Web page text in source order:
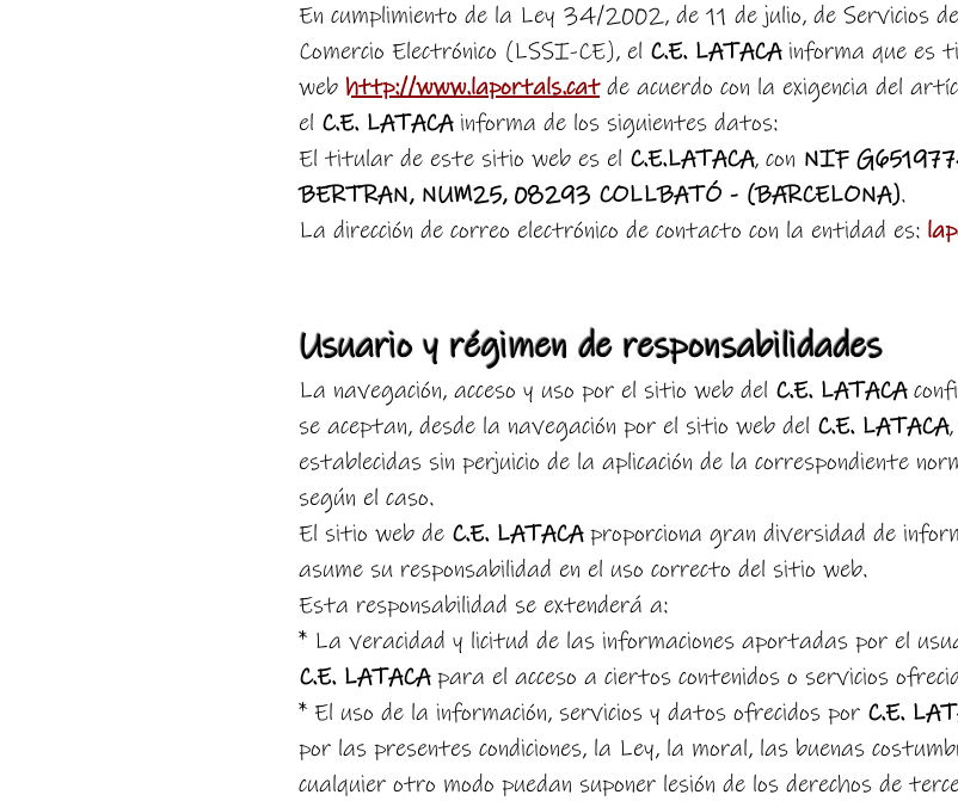
En cumplimiento de la Ley 34/2002, de 11 de julio, de Servicios
Comercio Electrónico (LSSI-CE), el C.E. LATACAinforma que es
web http://www.laportals.catde acuerdo con la exigencia del
el C.E. LATACAinforma de los siguientes datos:
El titular de este sitio web es el C.E.LATACA, con NIF
BERTRAN, NUM25, 08293 COLLBATÓ - (BARCELONA).
La dirección de correo electrónico de contacto con la entidad es:
Usuario y régimen de responsabilidades
La navegación, acceso y uso por el sitio web del C.E. LATACA
se aceptan, desde la navegación por el sitio web del C.E. LATACA
establecidas sin perjuicio de la aplicación de la correspondiente
según el caso.
El sitio web de C.E. LATACAproporciona gran diversidad de
asume su responsabilidad en el uso correcto del sitio web.
Esta responsabilidad se extenderá a:
* La veracidad y licitud de las informaciones aportadas por el
C.E. LATACApara el acceso a ciertos contenidos o servicios
* El uso de la información, servicios y datos ofrecidos por C.E.
por las presentes condiciones, la Ley, la moral, las buenas
cualquier otro modo puedan suponer lesión de los derechos de